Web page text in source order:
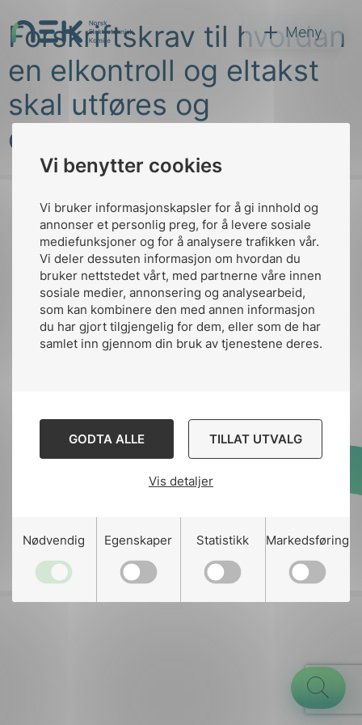
Vi benytter cookies
Vi bruker informasjonskapsler for å gi innhold og
annonser et personlig preg, for å levere sosiale
mediefunksjoner og for å analysere trafikken vår.
Vi deler dessuten informasjon om hvordan du
bruker nettstedet vårt, med partnerne våre innen
sosiale medier, annonsering og analysearbeid,
som kan kombinere den med annen informasjon
du har gjort tilgjengelig for dem, eller som de har
samlet inn gjennom din bruk av tjenestene deres.
GODTA ALLE TILLAT UTVALG
Vis detaljer
Nødvendig Egenskaper Statistikk Markedsføring
til
innhold
NEK Meny
Søk
Forskriftskrav til hvordan
en elkontroll og eltakst
skal utføres og
dokumenteres?
Kontakt oss
Designed and developed
Til
toppen